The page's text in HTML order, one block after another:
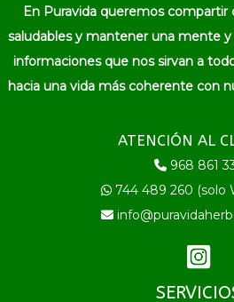
En Puravida queremos
saludables y mantener una mente
informaciones que nos sirvan a
hacia una vida más coherente con
ATENCIÓN AL
968 861
744 489 260 (solo